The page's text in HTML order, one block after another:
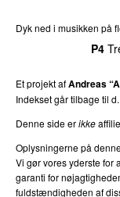
Dyk ned i musikken på
P4
Et projekt afAndreas
Indekset går tilbage til
Denne side erikke
Oplysningerne på
Vi gør vores yderste for
garanti for
fuldstændigheden af